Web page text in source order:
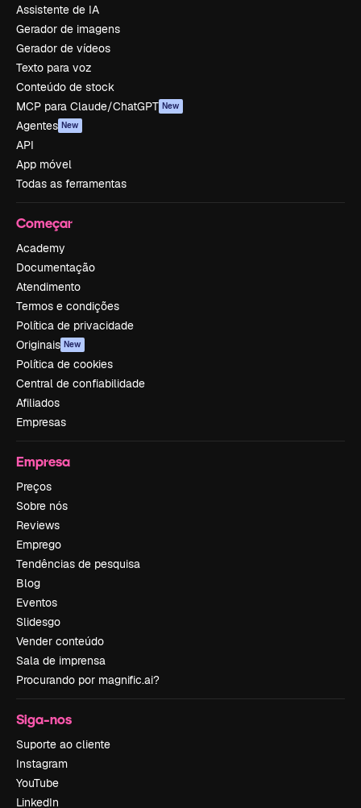
Assistente de IA
Gerador de imagens
Gerador de vídeos
Texto para voz
Conteúdo de stock
MCP para Claude/ChatGPT New
Agentes New
API
App móvel
Todas as ferramentas
Começar
Academy
Documentação
Atendimento
Termos e condições
Política de privacidade
Originais New
Política de cookies
Central de confiabilidade
Afiliados
Empresas
Empresa
Preços
Sobre nós
Reviews
Emprego
Tendências de pesquisa
Blog
Eventos
Slidesgo
Vender conteúdo
Sala de imprensa
Procurando por magnific.ai?
Siga-nos
Suporte ao cliente
Instagram
YouTube
LinkedIn